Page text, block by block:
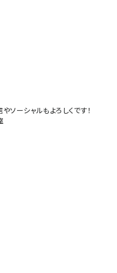
ソーシャルもよろしくです！